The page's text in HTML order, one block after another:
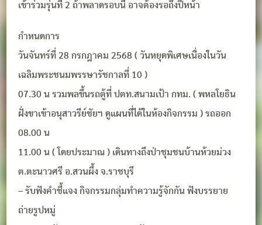
เข้าร่วมรุ่นที่ 2 ถ้าพลาดรอบนี้ อาจต้องรอถึงปีหน้า
กำหนดการ
วันจันทร์ที่ 28 กรกฎาคม 2568 ( วันหยุดพิเศษเนื่องในวัน
เฉลิมพระชนมพรรษารัชกาลที่ 10 )
07.30 น รวมพลขึ้นรถตู้ที่ ปตท.สนามเป้า กทม. ( พหลโยธิน
ฝั่งขาเข้าอนุสาวรีย์ชัยฯ ดูแผนที่ได้ในห้องกิจกรรม ) รถออก
08.00 น
11.00 น ( โดยประมาณ ) เดินทางถึงป่าชุมชนบ้านห้วยม่วง
ต.ตะนาวศรี อ.สวนผึ้ง จ.ราชบุรี
– รับฟังคำชี้แจง กิจกรรมกลุ่มทำความรู้จักกัน ฟังบรรยาย
ถ่ายรูปหมู่